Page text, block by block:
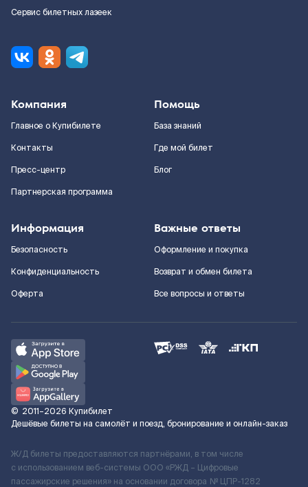
Сервис билетных лазеек
Компания
Главное о Купибилете
Контакты
Пресс-центр
Партнерская программа
Помощь
База знаний
Где мой билет
Блог
Информация
Безопасность
Конфиденциальность
Оферта
Важные ответы
Оформление и покупка
Возврат и обмен билета
Все вопросы и ответы
© 2011–2026 Купибилет
Дешёвые билеты на самолёт и поезд, бронирование и онлайн-заказ
Ж/Д билеты предоставляются партнёрами, в том числе
с использованием веб-системы ООО «РЖД – Цифровые
пассажирские решения» на основании договора № ЦПР-1282